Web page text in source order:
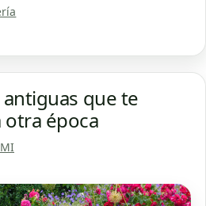
que te
época